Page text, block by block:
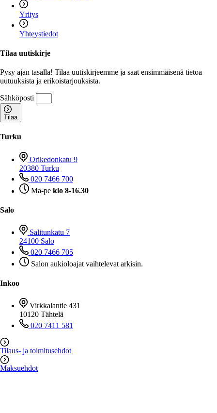
Yritys
Yhteystiedot
Tilaa uutiskirje
Pysy ajan tasalla! Tilaa uutiskirjeemme ja saat ensimmäisenä tietoa
uutuuksista ja erikoistarjouksista.
Sähköposti
Tilaa
Turku
Orikedonkatu 9
20380 Turku
020 7466 700
Ma-peklo 8-16.30
Salo
Salitunkatu 7
24100 Salo
020 7466 705
Salon aukioloajat vaihtelevat arkisin.
Inkoo
Virkkalantie 431
10120 Tähtelä
020 7411 581
Tilaus- ja toimitusehdot
Maksuehdot